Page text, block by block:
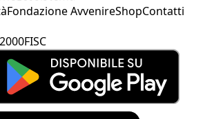
Fondazione AvvenireShopContatti
FISC